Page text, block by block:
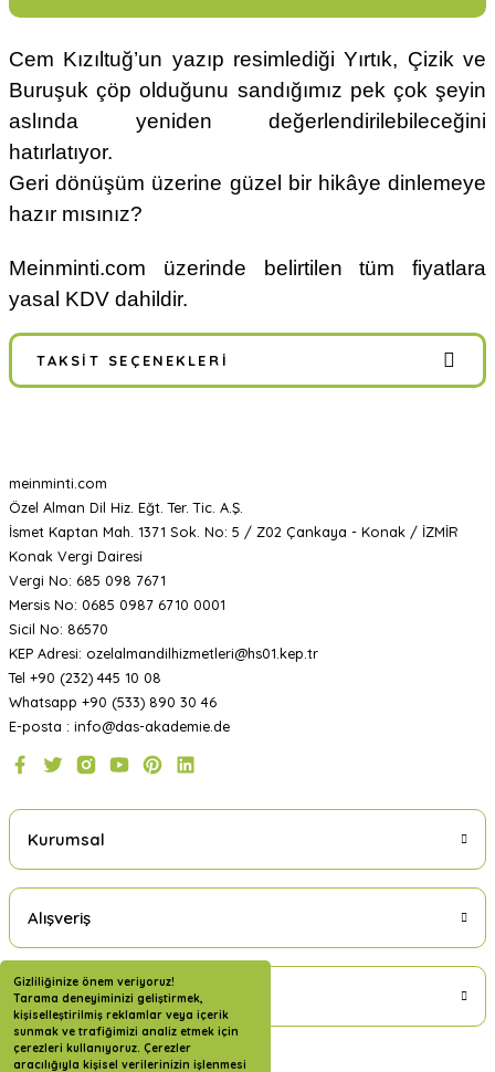
Gizliliğinize önem veriyoruz!
Tarama deneyiminizi geliştirmek,
kişiselleştirilmiş reklamlar veya içerik
sunmak ve trafiğimizi analiz etmek için
çerezleri kullanıyoruz. Çerezler
aracılığıyla kişisel verilerinizin işlenmesi
Cem Kızıltuğ’un yazıp resimlediği Yırtık, Çizik ve
Buruşuk çöp olduğunu sandığımız pek çok şeyin
aslında yeniden değerlendirilebileceğini
hatırlatıyor.
Geri dönüşüm üzerine güzel bir hikâye dinlemeye
hazır mısınız?
Meinminti.com üzerinde belirtilen tüm fiyatlara
yasal KDV dahildir.
TAKSIT SEÇENEKLERI
meinminti.com
Özel Alman Dil Hiz. Eğt. Ter. Tic. A.Ş.
İsmet Kaptan Mah. 1371 Sok. No: 5 / Z02 Çankaya - Konak / İZMİR
Konak Vergi Dairesi
Vergi No: 685 098 7671
Mersis No: 0685 0987 6710 0001
Sicil No: 86570
KEP Adresi: ozelalmandilhizmetleri@hs01.kep.tr
Tel +90 (232) 445 10 08
Whatsapp +90 (533) 890 30 46
E-posta : info@das-akademie.de
Kurumsal
Alışveriş
Üyelik